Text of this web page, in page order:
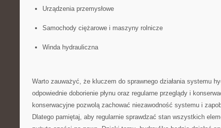
Urządzenia przemysłowe
Samochody ​ciężarowe i maszyny rolnicze
Winda hydrauliczna
Warto zauważyć, że kluczem‌ do ‌sprawnego działania systemu
odpowiednie doborienie‍ płynu ‌oraz‍ regularne przeglądy i
konserwacyjne pozwolą zachować niezawodność systemu i
Dlatego pamiętaj, aby regularnie sprawdzać stan wszystkich